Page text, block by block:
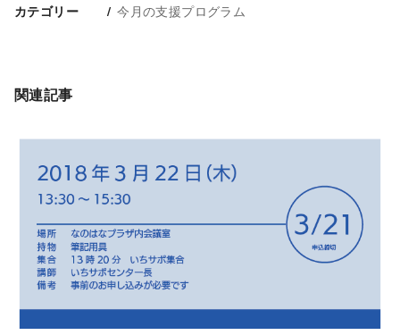
カテゴリー 今月の支援プログラム
関連記事